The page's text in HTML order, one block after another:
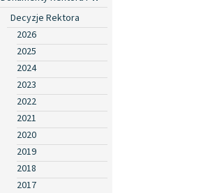
Decyzje Rektora
2026
2025
2024
2023
2022
2021
2020
2019
2018
2017